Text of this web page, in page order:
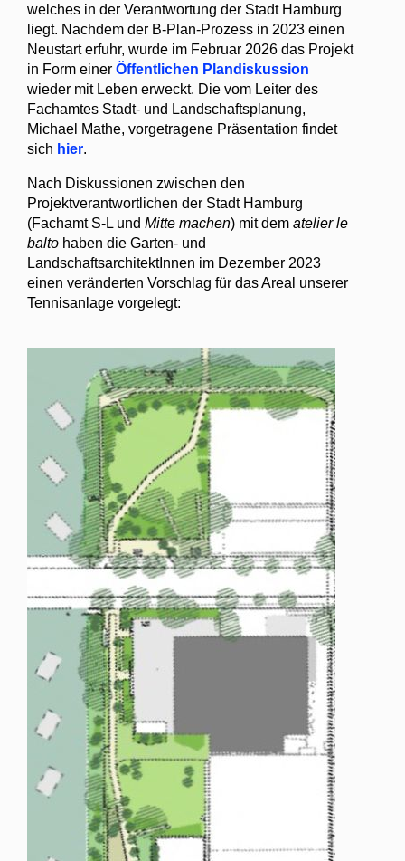
welches in der Verantwortung der Stadt Hamburg
liegt. Nachdem der B-Plan-Prozess in 2023 einen
Neustart erfuhr, wurde im Februar 2026 das Projekt
in Form einer Öffentlichen Plandiskussion
wieder mit Leben erweckt. Die vom Leiter des
Fachamtes Stadt- und Landschaftsplanung,
Michael Mathe, vorgetragene Präsentation findet
sich hier.
Nach Diskussionen zwischen den
Projektverantwortlichen der Stadt Hamburg
(Fachamt S-L und Mitte machen) mit dem atelier le
balto haben die Garten- und
LandschaftsarchitektInnen im Dezember 2023
einen veränderten Vorschlag für das Areal unserer
Tennisanlage vorgelegt: